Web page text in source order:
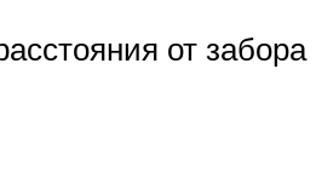
от забора